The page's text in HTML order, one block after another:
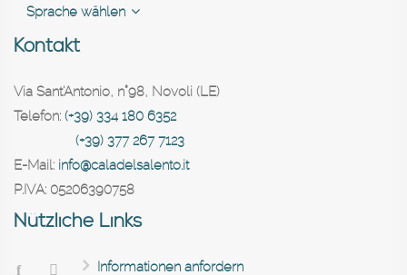
Sprache wählen
Kontakt
Via Sant'Antonio, n°98, Novoli (LE)
Telefon: (+39) 334 180 6352
(+39) 377 267 7123
E-Mail: info@caladelsalento.it
P.IVA: 05206390758
Nützliche Links
Informationen anfordern